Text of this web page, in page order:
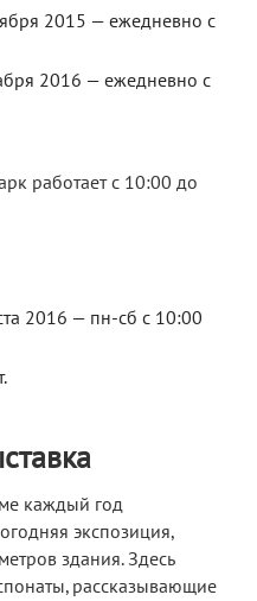
2015 — ежедневно с
2016 — ежедневно с
работает с 10:00 до
2016 — пн-сб с 10:00
каждый год
экспозиция,
здания. Здесь
рассказывающие